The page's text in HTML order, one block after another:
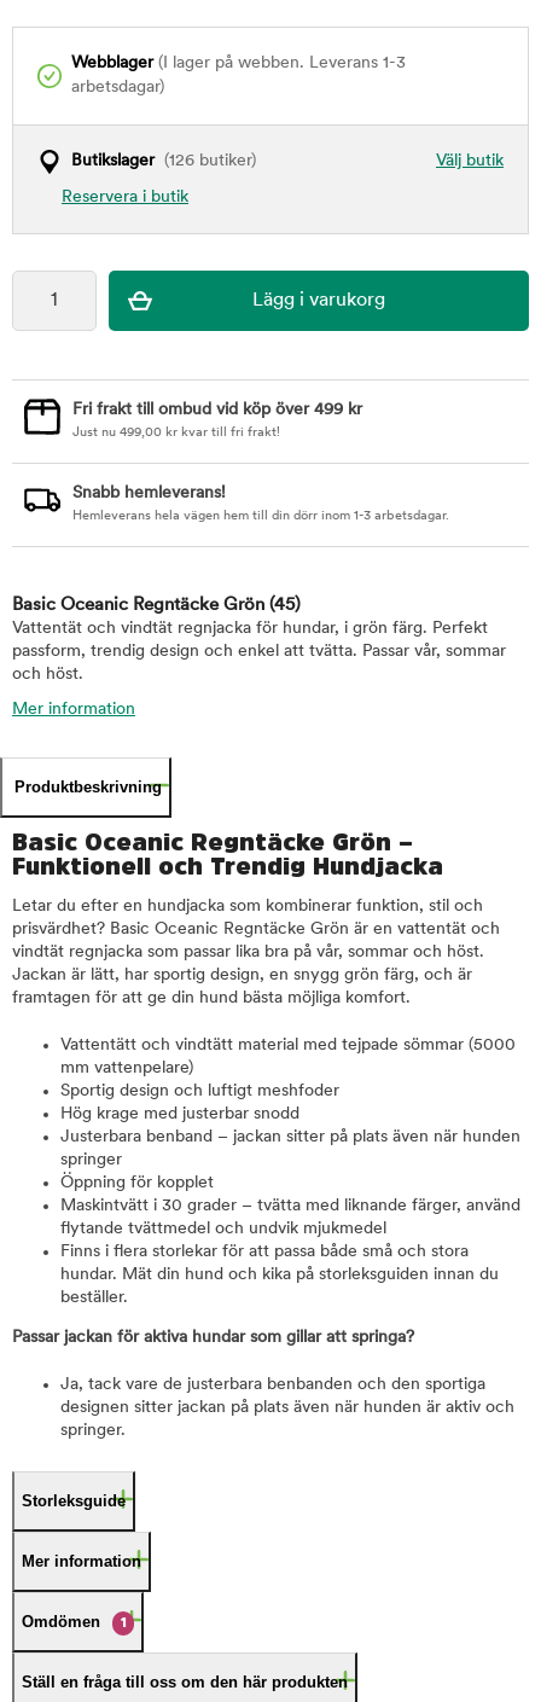
Webblager(I lager på webben. Leverans 1-3
arbetsdagar)
Välj butik
Butikslager(126 butiker)
Reservera i butik
Fri frakt till ombud vid köp över 499 kr
Just nu 499,00 kr kvar till fri frakt!
Snabb hemleverans!
Hemleverans hela vägen hem till din dörr inom 1-3 arbetsdagar.
Basic Oceanic Regntäcke Grön (45)
Vattentät och vindtät regnjacka för hundar, i grön färg. Perfekt
passform, trendig design och enkel att tvätta. Passar vår, sommar
och höst.
Mer information
Produktbeskrivning
Basic Oceanic Regntäcke Grön –
Funktionell och Trendig Hundjacka
Letar du efter en hundjacka som kombinerar funktion, stil och
prisvärdhet? Basic Oceanic Regntäcke Grön är en vattentät och
vindtät regnjacka som passar lika bra på vår, sommar och höst.
Jackan är lätt, har sportig design, en snygg grön färg, och är
framtagen för att ge din hund bästa möjliga komfort.
Vattentätt och vindtätt material med tejpade sömmar (5000
mm vattenpelare)
Sportig design och luftigt meshfoder
Hög krage med justerbar snodd
Justerbara benband – jackan sitter på plats även när hunden
springer
Öppning för kopplet
Maskintvätt i 30 grader – tvätta med liknande färger, använd
flytande tvättmedel och undvik mjukmedel
Finns i flera storlekar för att passa både små och stora
hundar. Mät din hund och kika på storleksguiden innan du
beställer.
Passar jackan för aktiva hundar som gillar att springa?
Ja, tack vare de justerbara benbanden och den sportiga
designen sitter jackan på plats även när hunden är aktiv och
springer.
Storleksguide
Mer information
Omdömen 1
Ställ en fråga till oss om den här produkten